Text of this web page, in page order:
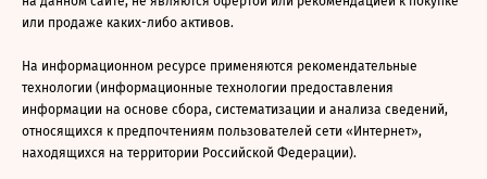
или продаже каких-либо активов.
На информационном ресурсе применяются рекомендательные
технологии (информационные технологии предоставления
информации на основе сбора, систематизации и анализа сведений,
относящихся к предпочтениям пользователей сети «Интернет»,
находящихся на территории Российской Федерации).